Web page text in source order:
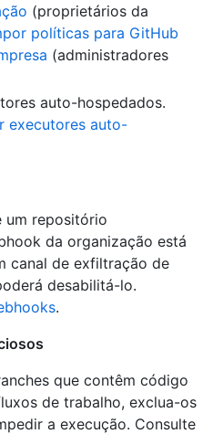
(proprietários da
políticas para GitHub
(administradores
auto-hospedados.
executores auto-
um repositório
da organização está
canal de exfiltração de
desabilitá-lo.
.
que contêm código
de trabalho, exclua-os
a execução. Consulte